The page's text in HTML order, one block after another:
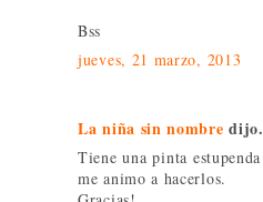
Bss
jueves, 21 marzo, 2013
La niña sin nombre
Tiene una pinta
me animo a hacerlos.